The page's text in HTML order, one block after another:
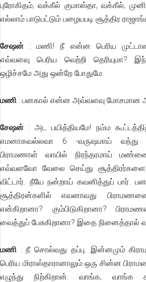
புரோகிதம், வக்கீல் குமாஸ்தா, வக்கீல்,
எல்லாம் பாடுபட்டும் பழையபடி சூத்திர
சேஷன் : மணி! நீ என்ன பெரிய
எவ்வளவு பெரிய வெற்றி தெரியுமா?
ஒழிச்சமே அது ஒன்றே போதுமே.
மணி : பனகால் என்ன அவ்வளவு மோசமான
சேஷன் : அட பயித்தியமே! நம்ம
எமனாகவல்லவா 6 -வருஷமாய் வந்து
பிராமணாள் வாயில் நிரந்தரமாய்
எவ்வளவோ வேலை செய்து
விட்டார். நீயே நன்றாய் கவனித்துப் பார்.
சூத்திரன்களில் எவனாவது
என்கிறானா? கும்பிடுகிறானா?
வைத்துப் பேசுகிறானா? இதை நினைத்தால்
மணி : நீ சொல்வது தப்பு. இன்னமும்
பெரிய மிராஸ்தாரானாலும் ஒரு சின்ன
எழுந்து நிற்கிறான். வாங்க, வாங்க